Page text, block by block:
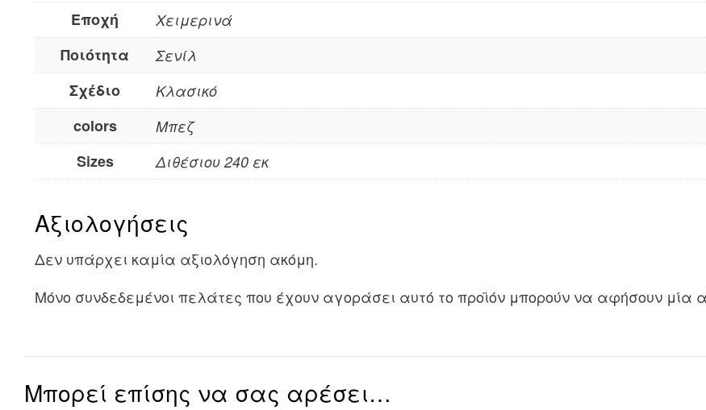
Εποχή Χειμερινά
Ποιότητα Σενίλ
Σχέδιο Κλασικό
colors Μπεζ
Sizes Διθέσιου 240 εκ
Αξιολογήσεις
Δεν υπάρχει καμία αξιολόγηση ακόμη.
Μόνο συνδεδεμένοι πελάτες που έχουν αγοράσει αυτό το προϊόν μπορούν να αφήσουν μία
Μπορεί επίσης να σας αρέσει…